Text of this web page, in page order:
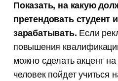
Показать, на какую
претендовать студент
зарабатывать. Если
повышения
можно сделать акцент
человек пойдет учиться